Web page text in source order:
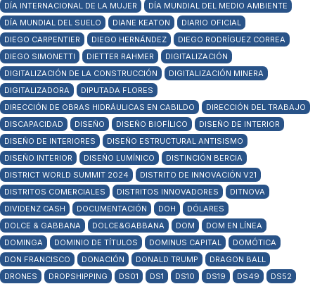
DÍA INTERNACIONAL DE LA MUJER
DÍA MUNDIAL DEL MEDIO AMBIENTE
DÍA MUNDIAL DEL SUELO
DIANE KEATON
DIARIO OFICIAL
DIEGO CARPENTIER
DIEGO HERNÁNDEZ
DIEGO RODRÍGUEZ CORREA
DIEGO SIMONETTI
DIETTER RAHMER
DIGITALIZACIÓN
DIGITALIZACIÓN DE LA CONSTRUCCIÓN
DIGITALIZACIÓN MINERA
DIGITALIZADORA
DIPUTADA FLORES
DIRECCIÓN DE OBRAS HIDRÁULICAS EN CABILDO
DIRECCIÓN DEL TRABAJO
DISCAPACIDAD
DISEÑO DISEÑO BIOFÍLICO
DISEÑO DE INTERIOR
DISEÑO DE INTERIORES
DISEÑO ESTRUCTURAL ANTISISMO
DISEÑO INTERIOR
DISEÑO LUMÍNICO
DISTINCIÓN BERCIA
DISTRICT WORLD SUMMIT 2024
DISTRITO DE INNOVACIÓN V21
DISTRITOS COMERCIALES
DISTRITOS INNOVADORES
DITNOVA
DIVIDENZ CASH
DOCUMENTACIÓN DOH
DÓLARES
DOLCE & GABBANA
DOLCE&GABBANA DOM
DOM EN LÍNEA
DOMINGA
DOMINIO DE TÍTULOS DOMINUS CAPITAL
DOMÓTICA
DON FRANCISCO
DONACIÓN DONALD TRUMP
DRAGON BALL
DRONES
DROPSHIPPING DS01 DS1 DS10 DS19 DS49
DS52